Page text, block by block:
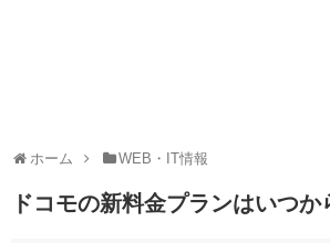
ホーム WEB・IT情報
ドコモの新料金プランはいつか